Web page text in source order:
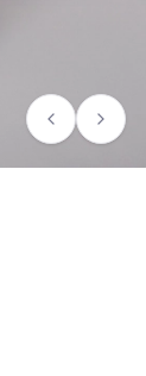
Föregående
Nästa